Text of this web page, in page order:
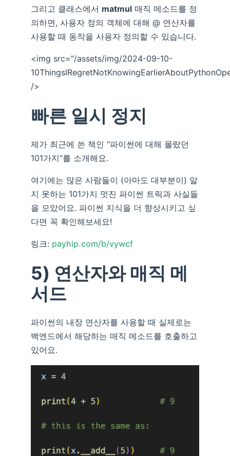
그리고 클래스에서 matmul 매직 메소드를 정
의하면, 사용자 정의 객체에 대해 @ 연산자를
사용할 때 동작을 사용자 정의할 수 있습니다.
<img src="/assets/img/2024-09-10-
/>
빠른 일시 정지
제가 최근에 쓴 책인 "파이썬에 대해 몰랐던
101가지"를 소개해요.
여기에는 많은 사람들이 (아마도 대부분이) 알
지 못하는 101가지 멋진 파이썬 트릭과 사실들
을 모았어요. 파이썬 지식을 더 향상시키고 싶
다면 꼭 확인해보세요!
링크: payhip.com/b/vywcf
5) 연산자와 매직 메
서드
파이썬의 내장 연산자를 사용할 때 실제로는
백엔드에서 해당하는 매직 메소드를 호출하고
있어요.